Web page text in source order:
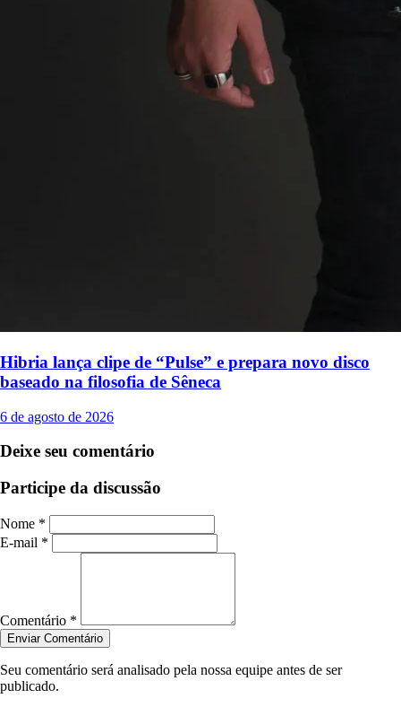
Hibria lança clipe de “Pulse” e prepara novo disco
baseado na filosofia de Sêneca
6 de agosto de 2026
Deixe seu comentário
Participe da discussão
Nome *
E-mail *
Comentário *
Enviar Comentário
Seu comentário será analisado pela nossa equipe antes de ser
publicado.